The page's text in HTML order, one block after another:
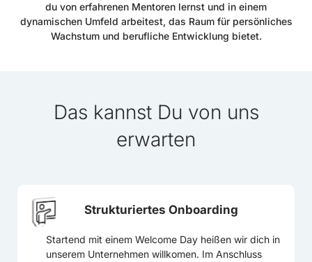
du von erfahrenen Mentoren lernst und in einem
dynamischen Umfeld arbeitest, das Raum für persönliches
Wachstum und berufliche Entwicklung bietet.
Das kannst Du von uns
erwarten
Strukturiertes Onboarding
Startend mit einem Welcome Day heißen wir dich in
unserem Unternehmen willkomen. Im Anschluss